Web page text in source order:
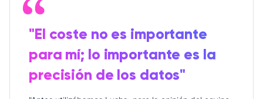
"El coste no es importante
para mí; lo importante es la
precisión de los datos"